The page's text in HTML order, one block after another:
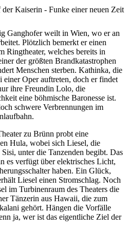
Ganghofer weilt in Wien, wo er an
Plötzlich bemerkt er einen
Ringtheater, welches bereits in
der größten Brandkatastrophen
Menschen sterben. Kathinka, die
einer Oper auftreten, doch er findet
ihre Freundin Lolo, die
eine böhmische Baronesse ist.
schwere Verbrennungen im
zu Brünn probt eine
Hula, wobei sich Liesel, die
unter die Tanzenden begibt. Das
es verfügt über elektrisches Licht,
haben. Ein Glück,
Liesel einen Stromschlag. Noch
im Turbinenraum des Theaters die
Tänzerin aus Hawaii, die zum
gehört. Hängen die Vorfälle
ja, wer ist das eigentliche Ziel der